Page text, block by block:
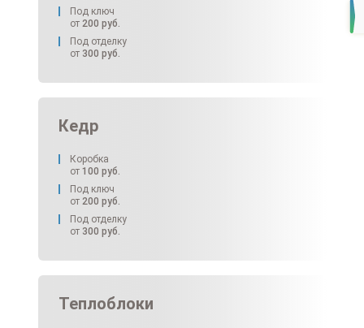
Под ключ
от 200 руб.
Под отделку
от 300 руб.
Кедр
Коробка
от 100 руб.
Под ключ
от 200 руб.
Под отделку
от 300 руб.
Теплоблоки